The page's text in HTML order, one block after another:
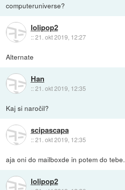
computeruniverse?
lolipop2
::21. okt 2019, 12:27
Alternate
Han
::21. okt 2019, 12:35
Kaj si naročil?
scipascapa
::21. okt 2019, 12:35
aja oni do mailboxde in potem do tebe.
lolipop2